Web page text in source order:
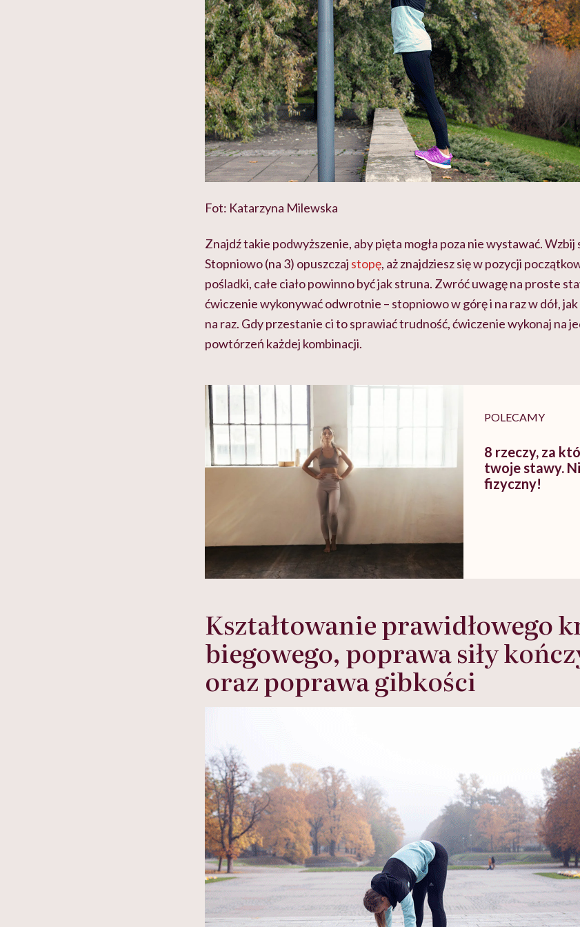
Fot: Katarzyna Milewska
Znajdź takie podwyższenie, aby pięta mogła poza nie wystawać. Wzbij
Stopniowo (na 3) opuszczaj stopę, aż znajdziesz się w pozycji
pośladki, całe ciało powinno być jak struna. Zwróć uwagę na proste
ćwiczenie wykonywać odwrotnie – stopniowo w górę i na raz w dół,
na raz. Gdy przestanie ci to sprawiać trudność, ćwiczenie wykonaj na
powtórzeń każdej kombinacji.
POLECAMY
8 rzeczy, za
twoje stawy.
fizyczny!
Kształtowanie prawidłowego
biegowego, poprawa siły
oraz poprawa gibkości